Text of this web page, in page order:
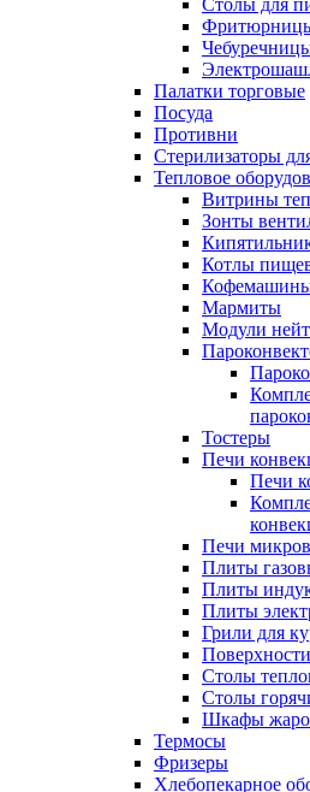
Столы для
Палатки торговые
Посуда
Противни
Стерилизаторы
Тепловое
Витрины
Зонты
Котлы
Мармиты
Модули
Тостеры
Печи
Печи
Печи
Плиты
Плиты
Плиты
Грили для
Столы
Столы
Шкафы
Термосы
Фризеры
Хлебопекарное